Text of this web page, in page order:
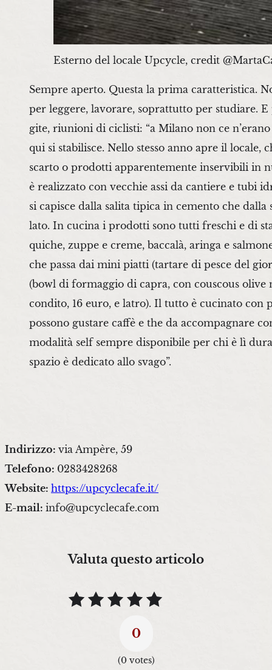
Esterno del locale Upcycle, credit
Sempre aperto. Questa la prima caratteristica.
per leggere, lavorare, soprattutto per studiare.
gite, riunioni di ciclisti: “a Milano non ce
qui si stabilisce. Nello stesso anno apre il
scarto o prodotti apparentemente inservibili in
è realizzato con vecchie assi da cantiere e tubi
si capisce dalla salita tipica in cemento che
lato. In cucina i prodotti sono tutti freschi e di
quiche, zuppe e creme, baccalà, aringa e
che passa dai mini piatti (tartare di pesce del
(bowl di formaggio di capra, con couscous olive
condito, 16 euro, e latro). Il tutto è cucinato con
possono gustare caffè e the da accompagnare
modalità self sempre disponibile per chi è lì
spazio è dedicato allo svago”.
Indirizzo: via Ampère, 59
Telefono: 0283428268
Website: https://upcyclecafe.it/
E-mail: info@upcyclecafe.com
Valuta questo articolo
0
(0votes)